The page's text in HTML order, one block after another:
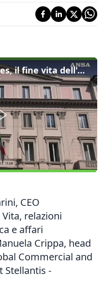
Autopromotec Dialogues, il fine vita dell'auto come nuova risorsa industriale
CEO
relazioni
e affari
Crippa, head
Commercial and
Stellantis -